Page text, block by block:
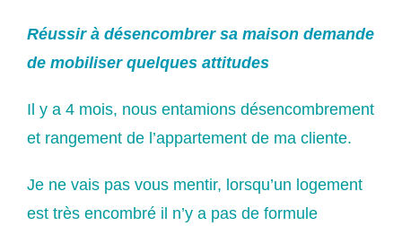
Réussir à désencombrer sa maison demande
de mobiliser quelques attitudes
Il y a 4 mois, nous entamions désencombrement
et rangement de l’appartement de ma cliente.
Je ne vais pas vous mentir, lorsqu’un logement
est très encombré il n’y a pas de formule